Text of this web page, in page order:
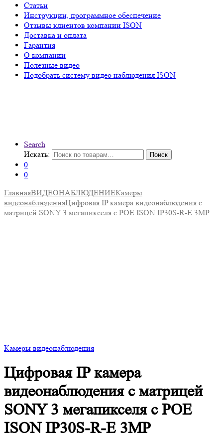
Статьи
Инструкции, программное обеспечение
Отзывы клиентов компании ISON
Доставка и оплата
Гарантия
О компании
Полезные видео
Подобрать систему видео наблюдения ISON
Search
Искать:
Поиск
0
0
ГлавнаяВИДЕОНАБЛЮДЕНИЕКамеры
видеонаблюденияЦифровая IP камера видеонаблюдения с
матрицей SONY 3 мегапикселя с POE ISON IP30S-R-E 3MP
Камеры видеонаблюдения
Цифровая IP камера
видеонаблюдения с матрицей
SONY 3 мегапикселя с POE
ISON IP30S-R-E 3MP